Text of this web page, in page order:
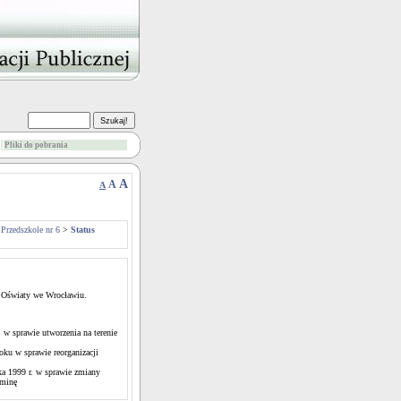
Pliki do pobrania
A A A
nr 6 > Status
we Wrocławiu.
sprawie utworzenia na terenie
w sprawie reorganizacji
1999 r. w sprawie zmiany